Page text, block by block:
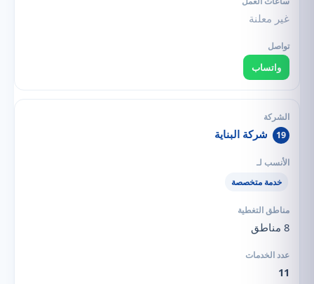
غير معلنة
واتساب
19 شركة البناية
خدمة متخصصة
8 مناطق
11